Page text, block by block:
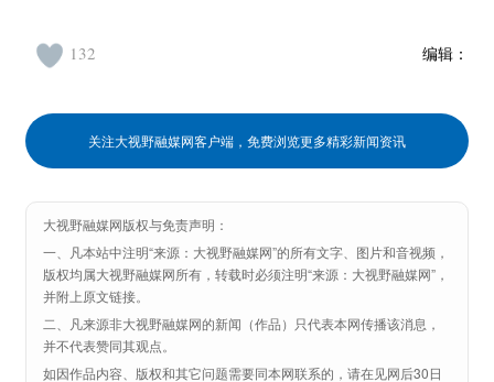
编辑：
132
关注大视野融媒网客户端，免费浏览更多精彩新闻资讯
大视野融媒网版权与免责声明：
一、凡本站中注明“来源：大视野融媒网”的所有文字、图片和音视频，
版权均属大视野融媒网所有，转载时必须注明“来源：大视野融媒网”，
并附上原文链接。
二、凡来源非大视野融媒网的新闻（作品）只代表本网传播该消息，
并不代表赞同其观点。
如因作品内容、版权和其它问题需要同本网联系的，请在见网后30日